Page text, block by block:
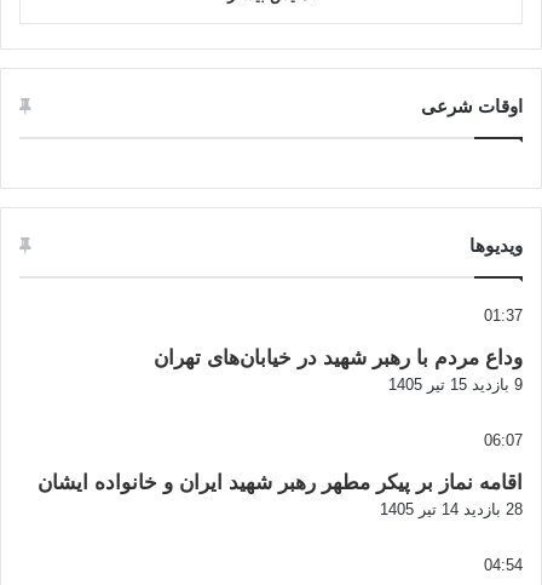
اوقات شرعی
ویدیوها
01:37
وداع مردم با رهبر شهید در خیابان‌های تهران
9 بازدید 15 تیر 1405
06:07
اقامه نماز بر پیکر مطهر رهبر شهید ایران و خانواده ایشان
28 بازدید 14 تیر 1405
04:54